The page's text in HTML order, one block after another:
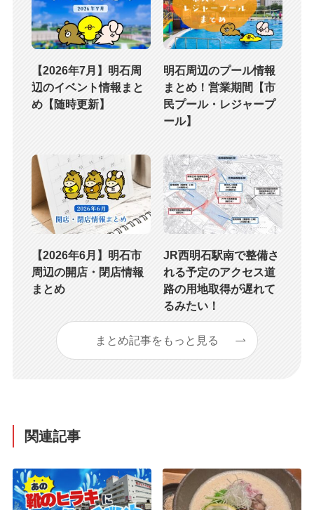
【2026年7月】明石周
辺のイベント情報まと
め【随時更新】
明石周辺のプール情報
まとめ！営業期間【市
民プール・レジャープ
ール】
【2026年6月】明石市
周辺の開店・閉店情報
まとめ
JR西明石駅南で整備さ
れる予定のアクセス道
路の用地取得が遅れて
るみたい！
まとめ記事をもっと見る
関連記事